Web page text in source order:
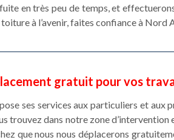
en très peu de temps, et
à l’avenir, faites confiance à Nord
gratuit pour vos
ses services aux particuliers et aux
trouvez dans notre zone
que nous nous déplacerons